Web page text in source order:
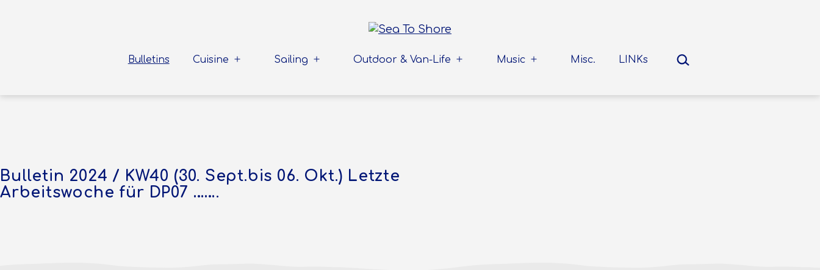
Bulletins Cuisine
Menü
Sailing
Menü
Outdoor & Van-Life
Menü
Music
Menü
Misc. LINKs Suchen …
Bulletin 2024 / KW40 (30. Sept.bis 06. Okt.) Letzte
Arbeitswoche für DP07 …….